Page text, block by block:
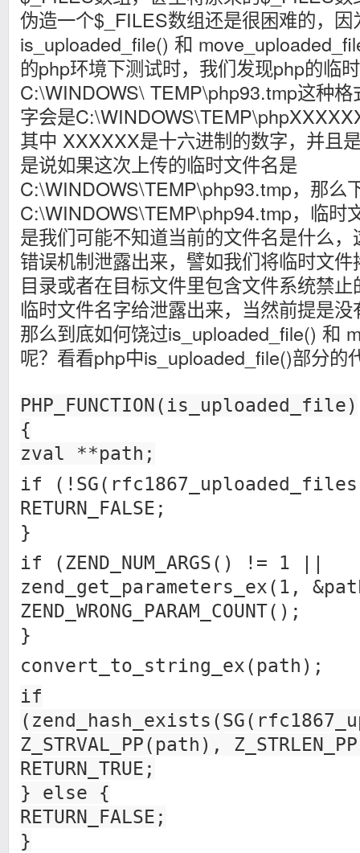
伪造一个$_FILES数组还是很困难的，因
is_uploaded_file() 和
的php环境下测试时，我们发现php的临
C:\WINDOWS\ TEMP\php93.tmp这种
字会是
其中 XXXXXX是十六进制的数字，并且
是说如果这次上传的临时文件名是
C:\WINDOWS\TEMP\php93.tmp，那么
C:\WINDOWS\TEMP\php94.tmp，临时
是我们可能不知道当前的文件名是什么
错误机制泄露出来，譬如我们将临时文
目录或者在目标文件里包含文件系统禁
临时文件名字给泄露出来，当然前提是
那么到底如何饶过is_uploaded_file() 和
呢？看看php中is_uploaded_file()部分的
PHP_FUNCTION(is_uploaded_file)
{
zval **path;
if
RETURN_FALSE;
}
if (ZEND_NUM_ARGS() != 1 ||
zend_get_parameters_ex(1,
ZEND_WRONG_PARAM_COUNT();
}
convert_to_string_ex(path);
if
Z_STRVAL_PP(path),
RETURN_TRUE;
} else {
RETURN_FALSE;
}